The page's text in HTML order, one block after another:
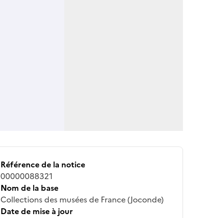
Référence de la notice
00000088321
Nom de la base
Collections des musées de France (Joconde)
Date de mise à jour